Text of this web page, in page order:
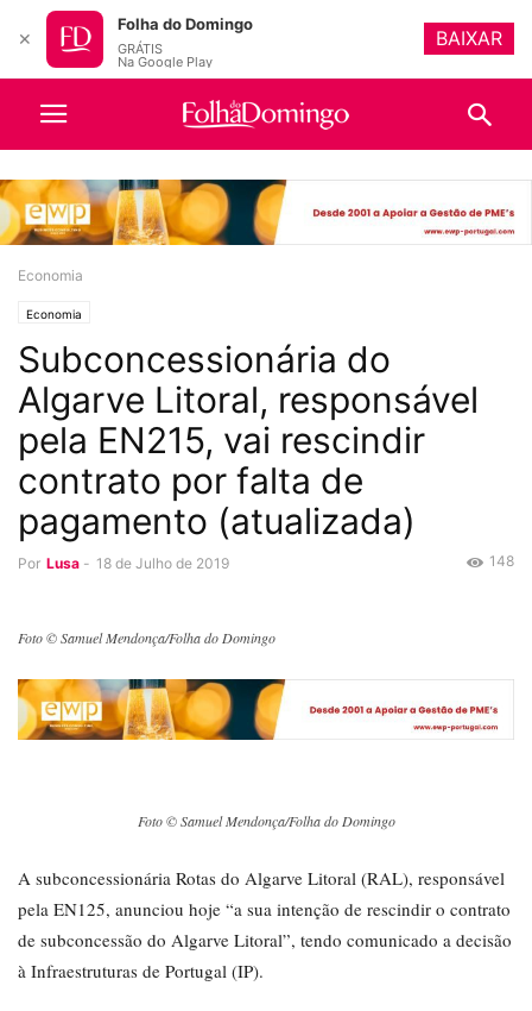
Economia
Economia
Subconcessionária do
Algarve Litoral, responsável
pela EN215, vai rescindir
contrato por falta de
pagamento (atualizada)
Por Lusa - 18 de Julho de 2019 148
Foto © Samuel Mendonça/Folha do Domingo
Foto © Samuel Mendonça/Folha do Domingo
A subconcessionária Rotas do Algarve Litoral (RAL), responsável
pela EN125, anunciou hoje “a sua intenção de rescindir o contrato
de subconcessão do Algarve Litoral”, tendo comunicado a decisão
à Infraestruturas de Portugal (IP).
✕
Folha do Domingo
GRÁTIS
Na Google Play
BAIXAR